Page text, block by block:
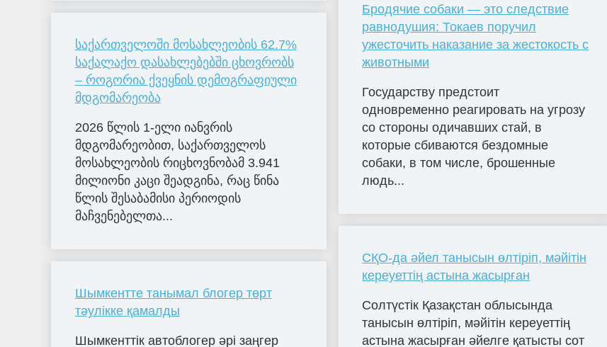
საქართველოში მოსახლეობის 62.7%
საქალაქო დასახლებებში ცხოვრობს
– როგორია ქვეყნის დემოგრაფიული
მდგომარეობა
2026 წლის 1-ელი იანვრის
მდგომარეობით, საქართველოს
მოსახლეობის რიცხოვნობამ 3.941
მილიონი კაცი შეადგინა, რაც წინა
წლის შესაბამისი პერიოდის
მაჩვენებელთა...
Шымкентте танымал блогер төрт
тәулікке қамалды
Шымкенттік автоблогер әрі заңгер
Бродячие собаки — это следствие
равнодушия: Токаев поручил
ужесточить наказание за жестокость с
животными
Государству предстоит
одновременно реагировать на угрозу
со стороны одичавших стай, в
которые сбиваются бездомные
собаки, в том числе, брошенные
людь...
СҚО-да әйел танысын өлтіріп, мәйітін
кереуеттің астына жасырған
Солтүстік Қазақстан облысында
танысын өлтіріп, мәйітін кереуеттің
астына жасырған әйелге қатысты сот